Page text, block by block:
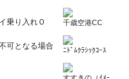
千歳空港CC
ﾆﾄﾞﾑｸﾗｼｯｸｺｰｽ
乗り入れＯ
可となる場合